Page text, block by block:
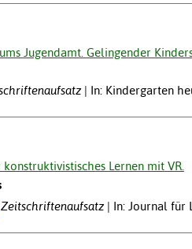
Jugendamt. Gelingender
In: Kindergarten
Lernen mit VR.
Zeitschriftenaufsatz
In: Journal für